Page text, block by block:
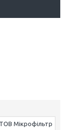
ТОВ Мікрофільтр